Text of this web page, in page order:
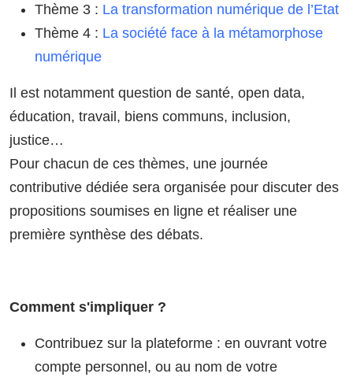
Thème 3 : La transformation numérique de l’Etat
Thème 4 : La société face à la métamorphose
numérique
Il est notamment question de santé, open data,
éducation, travail, biens communs, inclusion,
justice…
Pour chacun de ces thèmes, une journée
contributive dédiée sera organisée pour discuter des
propositions soumises en ligne et réaliser une
première synthèse des débats.
Comment s'impliquer ?
Contribuez sur la plateforme : en ouvrant votre
compte personnel, ou au nom de votre